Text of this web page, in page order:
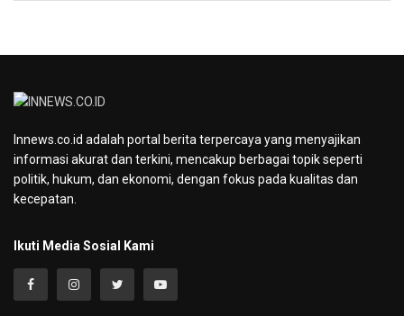
Innews.co.id adalah portal berita terpercaya yang menyajikan
informasi akurat dan terkini, mencakup berbagai topik seperti
politik, hukum, dan ekonomi, dengan fokus pada kualitas dan
kecepatan.
Ikuti Media Sosial Kami